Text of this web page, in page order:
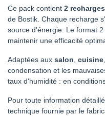
Ce pack contient 2 recharges
de Bostik. Chaque recharge
source d'énergie. Le format
maintenir une efficacité
Adaptées aux salon, cuisine,
condensation et les
taux d'humidité : en
Pour toute information
technique fournie par le